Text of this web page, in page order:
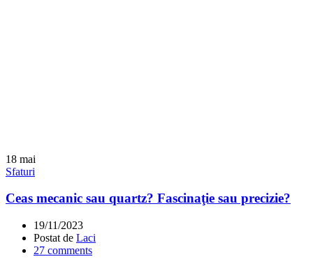
18 mai
Sfaturi
Ceas mecanic sau quartz? Fascinaţie sau precizie?
19/11/2023
Postat de Laci
27 comments